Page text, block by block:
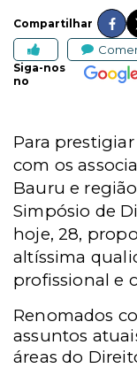
Compartilhar
Siga-nos
no
Para
com os
Bauru e
Simpósio de
hoje, 28,
altíssima
profissional e
Renomados
assuntos
áreas do